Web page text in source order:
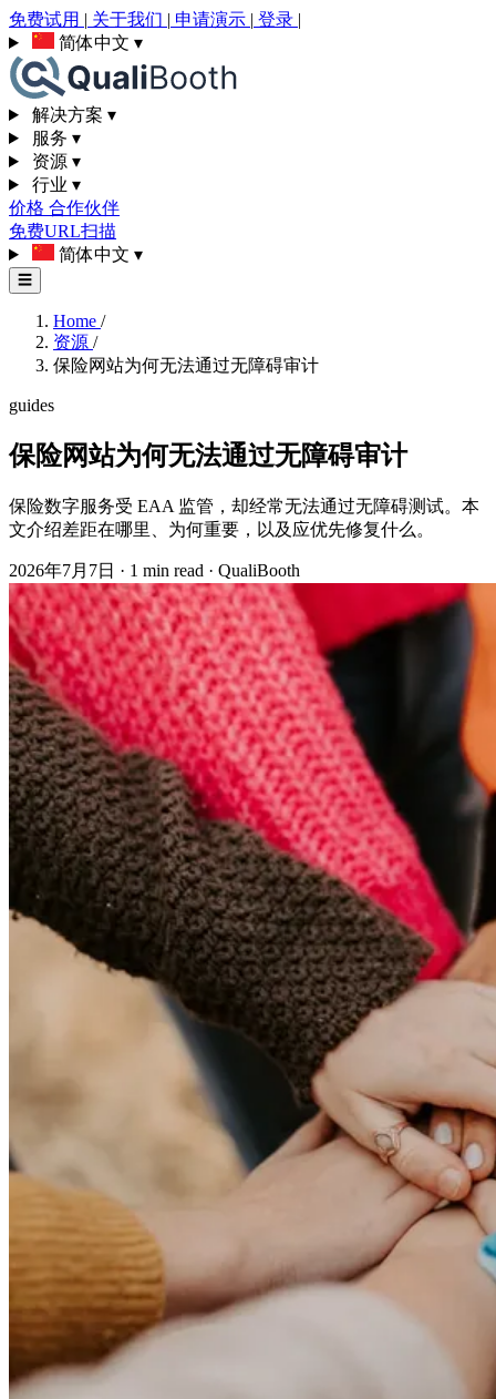
免费试用 | 关于我们 | 申请演示 | 登录 |
简体中文 ▾
解决方案 ▾
服务 ▾
资源 ▾
行业 ▾
价格 合作伙伴
免费URL扫描
简体中文 ▾
☰
Home /
资源 /
保险网站为何无法通过无障碍审计
guides
保险网站为何无法通过无障碍审计
保险数字服务受 EAA 监管，却经常无法通过无障碍测试。本
文介绍差距在哪里、为何重要，以及应优先修复什么。
2026年7月7日 · 1 min read · QualiBooth